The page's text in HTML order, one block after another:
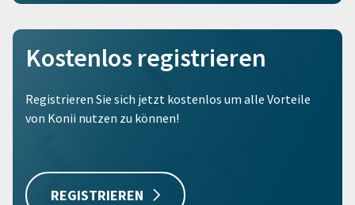
Kostenlos registrieren
Registrieren Sie sich jetzt kostenlos um alle Vorteile
von Konii nutzen zu können!
REGISTRIEREN